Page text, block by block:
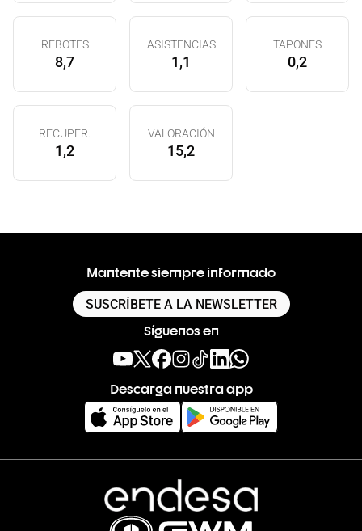
REBOTES
8,7
ASISTENCIAS
1,1
TAPONES
0,2
RECUPER.
1,2
VALORACIÓN
15,2
Mantente siempre informado
SUSCRÍBETE A LA NEWSLETTER
Síguenos en
Descarga nuestra app